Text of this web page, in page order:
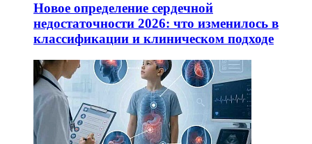
Новое определение сердечной
недостаточности 2026: что изменилось в
классификации и клиническом подходе